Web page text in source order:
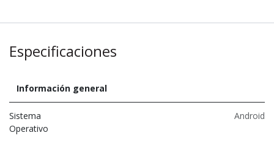
Especificaciones
Información general
Sistema
Operativo
Android